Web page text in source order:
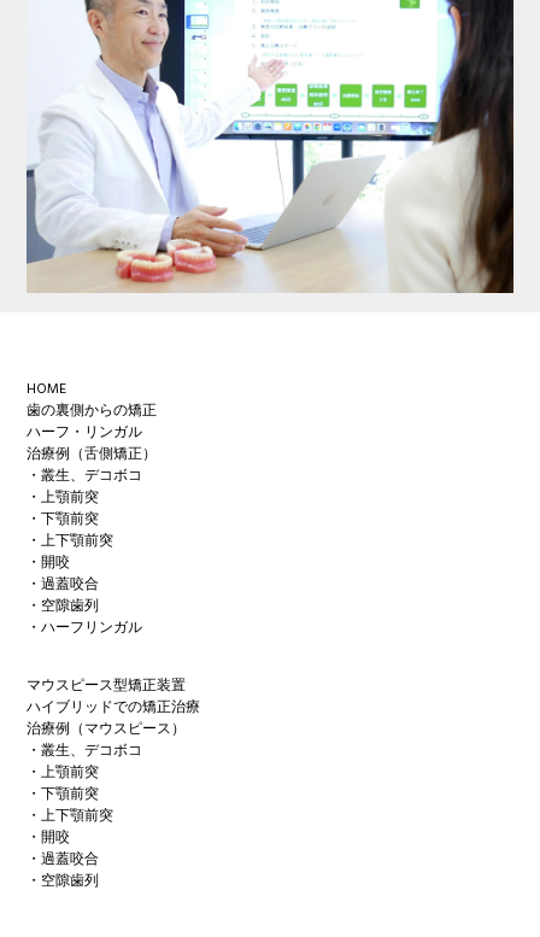
Footer
HOME
歯の裏側からの矯正
ハーフ・リンガル
治療例（舌側矯正）
・叢生、デコボコ
・上顎前突
・下顎前突
・上下顎前突
・開咬
・過蓋咬合
・空隙歯列
・ハーフリンガル
マウスピース型矯正装置
ハイブリッドでの矯正治療
治療例（マウスピース）
・叢生、デコボコ
・上顎前突
・下顎前突
・上下顎前突
・開咬
・過蓋咬合
・空隙歯列